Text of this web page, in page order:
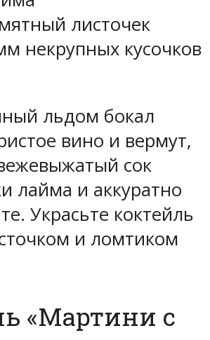
листочек
некрупных кусочков
льдом бокал
вино и вермут,
сок
лайма и аккуратно
Украсьте коктейль
и ломтиком
«Мартини с